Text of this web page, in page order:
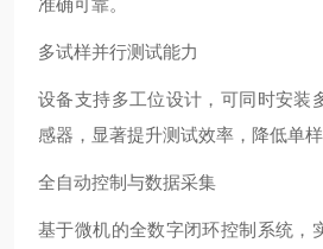
准确可靠。
多试样并行测试能力
设备支持多工位设计，可同时安装
感器，显著提升测试效率，降低单样
全自动控制与数据采集
基于微机的全数字闭环控制系统，